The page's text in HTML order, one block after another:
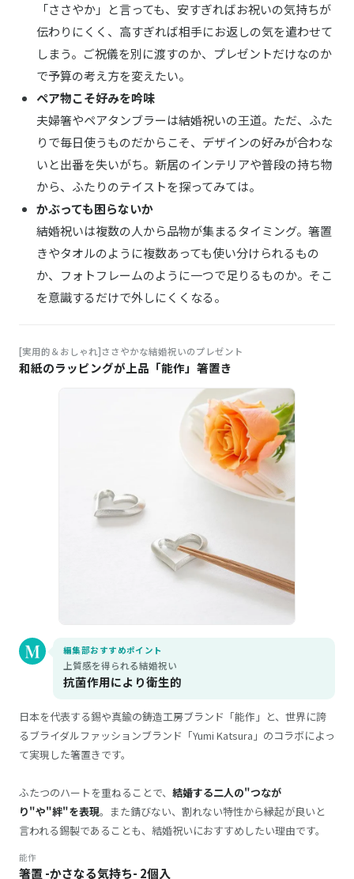
「ささやか」と言っても、安すぎればお祝いの気持ちが
伝わりにくく、高すぎれば相手にお返しの気を遣わせて
しまう。ご祝儀を別に渡すのか、プレゼントだけなのか
で予算の考え方を変えたい。
ペア物こそ好みを吟味
夫婦箸やペアタンブラーは結婚祝いの王道。ただ、ふた
りで毎日使うものだからこそ、デザインの好みが合わな
いと出番を失いがち。新居のインテリアや普段の持ち物
から、ふたりのテイストを探ってみては。
かぶっても困らないか
結婚祝いは複数の人から品物が集まるタイミング。箸置
きやタオルのように複数あっても使い分けられるもの
か、フォトフレームのように一つで足りるものか。そこ
を意識するだけで外しにくくなる。
[実用的＆おしゃれ]ささやかな結婚祝いのプレゼント
和紙のラッピングが上品「能作」箸置き
編集部おすすめポイント
上質感を得られる結婚祝い
抗菌作用により衛生的
日本を代表する錫や真鍮の鋳造工房ブランド「能作」と、世界に誇
るブライダルファッションブランド「Yumi Katsura」のコラボによっ
て実現した箸置きです。
ふたつのハートを重ねることで、 結婚する二人の"つなが
り"や"絆"を表現。また錆びない、割れない特性から縁起が良いと
言われる錫製であることも、結婚祝いにおすすめしたい理由です。
能作
箸置 -かさなる気持ち- 2個入